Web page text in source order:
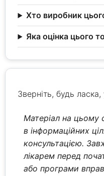
Хто виробник
Яка оцінка цього
Зверніть, будь ласка,
Матеріал на цьому
в інформаційних
консультацією.
лікарем перед
або програми